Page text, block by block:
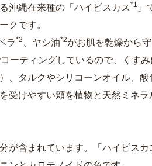
沖縄在来種の「ハイビスカス*1 」
クです。
ラ*2 、ヤシ油*2がお肌を乾燥から守
ーティングしているので、くす
、タルクやシリコーンオイル、
受けやすい頬を植物と天然ミネラ
が含まれています。「ハイビス